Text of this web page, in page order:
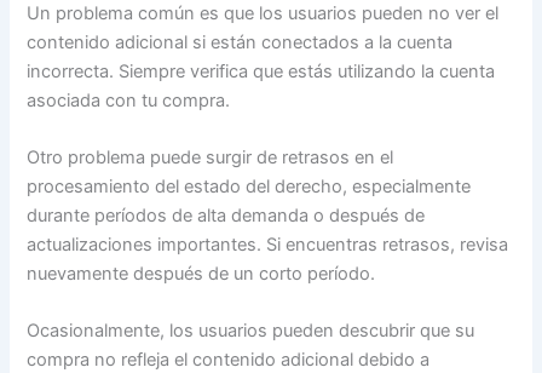
Un problema común es que los usuarios pueden no ver el
contenido adicional si están conectados a la cuenta
incorrecta. Siempre verifica que estás utilizando la cuenta
asociada con tu compra.
Otro problema puede surgir de retrasos en el
procesamiento del estado del derecho, especialmente
durante períodos de alta demanda o después de
actualizaciones importantes. Si encuentras retrasos, revisa
nuevamente después de un corto período.
Ocasionalmente, los usuarios pueden descubrir que su
compra no refleja el contenido adicional debido a